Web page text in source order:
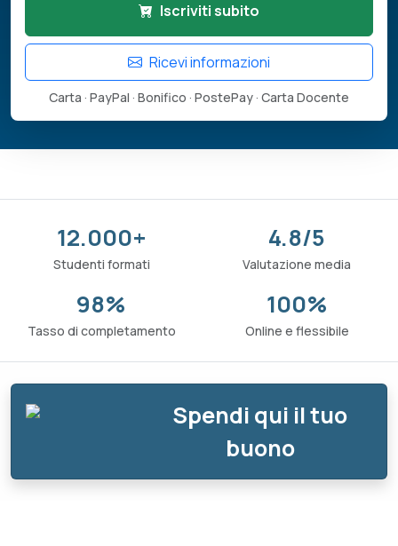
Iscriviti subito
Ricevi informazioni
Carta · PayPal · Bonifico · PostePay · Carta Docente
12.000+
Studenti formati
4.8/5
Valutazione media
98%
Tasso di completamento
100%
Online e flessibile
Spendi qui il tuo
buono